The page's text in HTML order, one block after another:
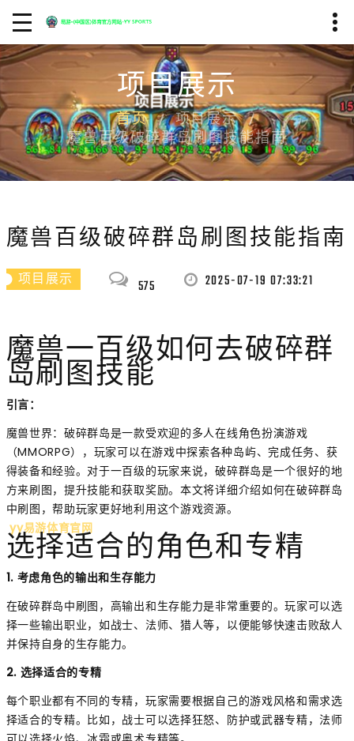
项目展示
首页
项目展示
魔兽百级破碎群岛刷图技能指南
魔兽百级破碎群岛刷图技能指南
项目展示 575 2025-07-19 07:33:21
魔兽一百级如何去破碎群
岛刷图技能
引言：
魔兽世界：破碎群岛是一款受欢迎的多人在线角色扮演游戏
（MMORPG），玩家可以在游戏中探索各种岛屿、完成任务、获
得装备和经验。对于一百级的玩家来说，破碎群岛是一个很好的地
方来刷图，提升技能和获取奖励。本文将详细介绍如何在破碎群岛
中刷图，帮助玩家更好地利用这个游戏资源。
yy易游体育官网
选择适合的角色和专精
1. 考虑角色的输出和生存能力
在破碎群岛中刷图，高输出和生存能力是非常重要的。玩家可以选
择一些输出职业，如战士、法师、猎人等，以便能够快速击败敌人
并保持自身的生存能力。
2. 选择适合的专精
每个职业都有不同的专精，玩家需要根据自己的游戏风格和需求选
择适合的专精。比如，战士可以选择狂怒、防护或武器专精，法师